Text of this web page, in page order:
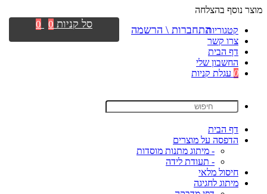
מוצר נוסף בהצלחה
קטגוריות
צרו קשר
דף הבית
החשבון שלי
0 עגלת קניות
דף הבית
הדפסה על מוצרים
- מיתוג מתנות מוסדות
- תעודת לידה
חיסול מלאי
מיתוג לחגיגה
התחברות \ הרשמה סל קניות 0
0